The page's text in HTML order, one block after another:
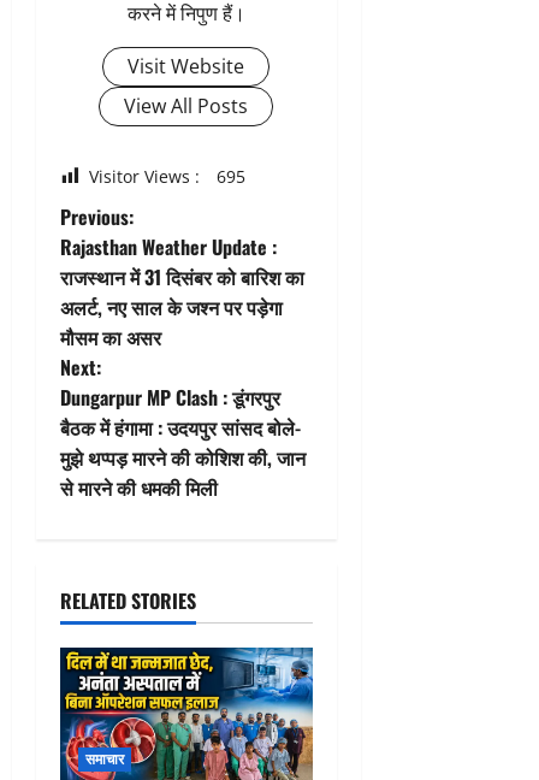
करने में निपुण हैं।
Visit Website
View All Posts
Visitor Views : 695
P
o
s
t
n
a
i
g
a
t
Previous:
Rajasthan Weather Update :
राजस्थान में 31 दिसंबर को बारिश का
अलर्ट, नए साल के जश्न पर पड़ेगा
मौसम का असर
Next:
Dungarpur MP Clash : डूंगरपुर
बैठक में हंगामा : उदयपुर सांसद बोले-
मुझे थप्पड़ मारने की कोशिश की, जान
से मारने की धमकी मिली
RELATED STORIES
समाचार